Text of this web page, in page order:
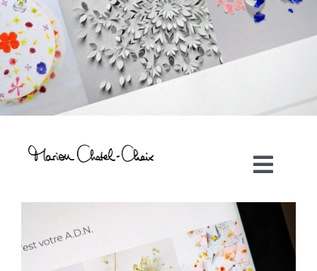
Artiste plasticienne
Collaborations